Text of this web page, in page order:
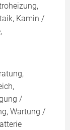
Kamin /
/
Wartung /